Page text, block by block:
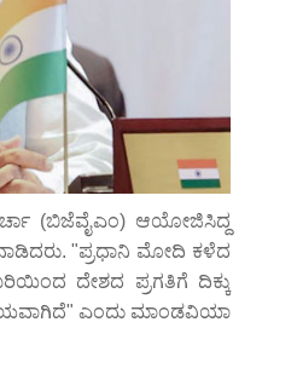
(ಬಿಜೆವೈಎಂ) ಆಯೋಜಿಸಿದ್ದ
"ಪ್ರಧಾನಿ ಮೋದಿ ಕಳೆದ
ದೇಶದ ಪ್ರಗತಿಗೆ ದಿಕ್ಕು
ಎಂದು ಮಾಂಡವಿಯಾ